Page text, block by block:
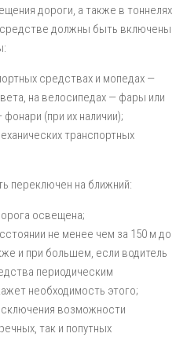
дороги, а также в тоннелях
должны быть включены
средствах и мопедах —
на велосипедах — фары или
(при их наличии);
транспортных
переключен на ближний:
освещена;
не менее чем за 150 м до
и при большем, если водитель
периодическим
необходимость этого;
возможности
так и попутных